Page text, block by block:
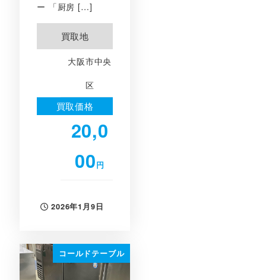
ー 「厨房 […]
買取地
大阪市中央
区
買取価格
20,0
00円
投稿日
2026年1月9日
コールドテーブル